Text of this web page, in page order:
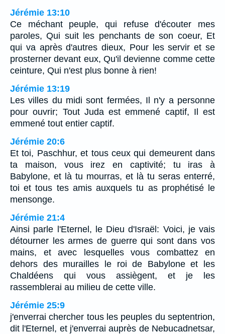
Jérémie 13:10
Ce méchant peuple, qui refuse d'écouter mes
paroles, Qui suit les penchants de son coeur, Et
qui va après d'autres dieux, Pour les servir et se
prosterner devant eux, Qu'il devienne comme cette
ceinture, Qui n'est plus bonne à rien!
Jérémie 13:19
Les villes du midi sont fermées, Il n'y a personne
pour ouvrir; Tout Juda est emmené captif, Il est
emmené tout entier captif.
Jérémie 20:6
Et toi, Paschhur, et tous ceux qui demeurent dans
ta maison, vous irez en captivité; tu iras à
Babylone, et là tu mourras, et là tu seras enterré,
toi et tous tes amis auxquels tu as prophétisé le
mensonge.
Jérémie 21:4
Ainsi parle l'Eternel, le Dieu d'Israël: Voici, je vais
détourner les armes de guerre qui sont dans vos
mains, et avec lesquelles vous combattez en
dehors des murailles le roi de Babylone et les
Chaldéens qui vous assiègent, et je les
rassemblerai au milieu de cette ville.
Jérémie 25:9
j'enverrai chercher tous les peuples du septentrion,
dit l'Eternel, et j'enverrai auprès de Nebucadnetsar,